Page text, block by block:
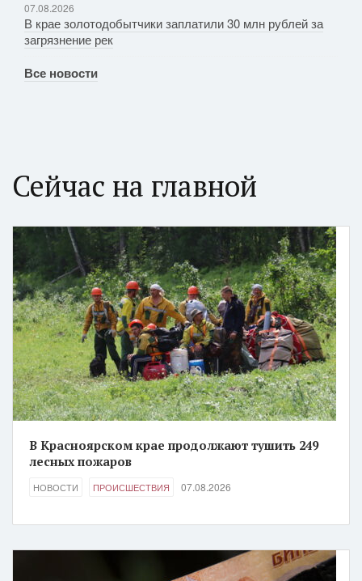
07.08.2026
В крае золотодобытчики заплатили 30 млн рублей за
загрязнение рек
Все новости
Сейчас на главной
В Красноярском крае продолжают тушить 249
лесных пожаров
НОВОСТИ ПРОИСШЕСТВИЯ 07.08.2026